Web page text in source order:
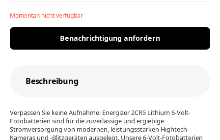
Momentan nicht verfügbar
Benachrichtigung anfordern
Beschreibung
Verpassen Sie keine Aufnahme: Energizer 2CR5 Lithium 6-Volt-
Fotobatterien sind für die zuverlässige und ergiebige
Stromversorgung von modernen, leistungsstarken Hightech-
Kameras und -Blitzgeräten ausgelegt. Unsere 6-Volt-Fotobatterien